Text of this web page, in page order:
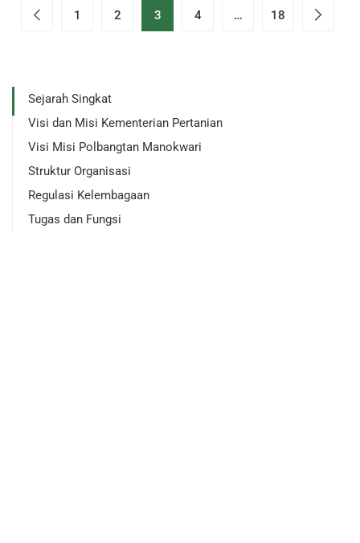
1 2 3 4 … 18
Sejarah Singkat
Visi dan Misi Kementerian Pertanian
Visi Misi Polbangtan Manokwari
Struktur Organisasi
Regulasi Kelembagaan
Tugas dan Fungsi